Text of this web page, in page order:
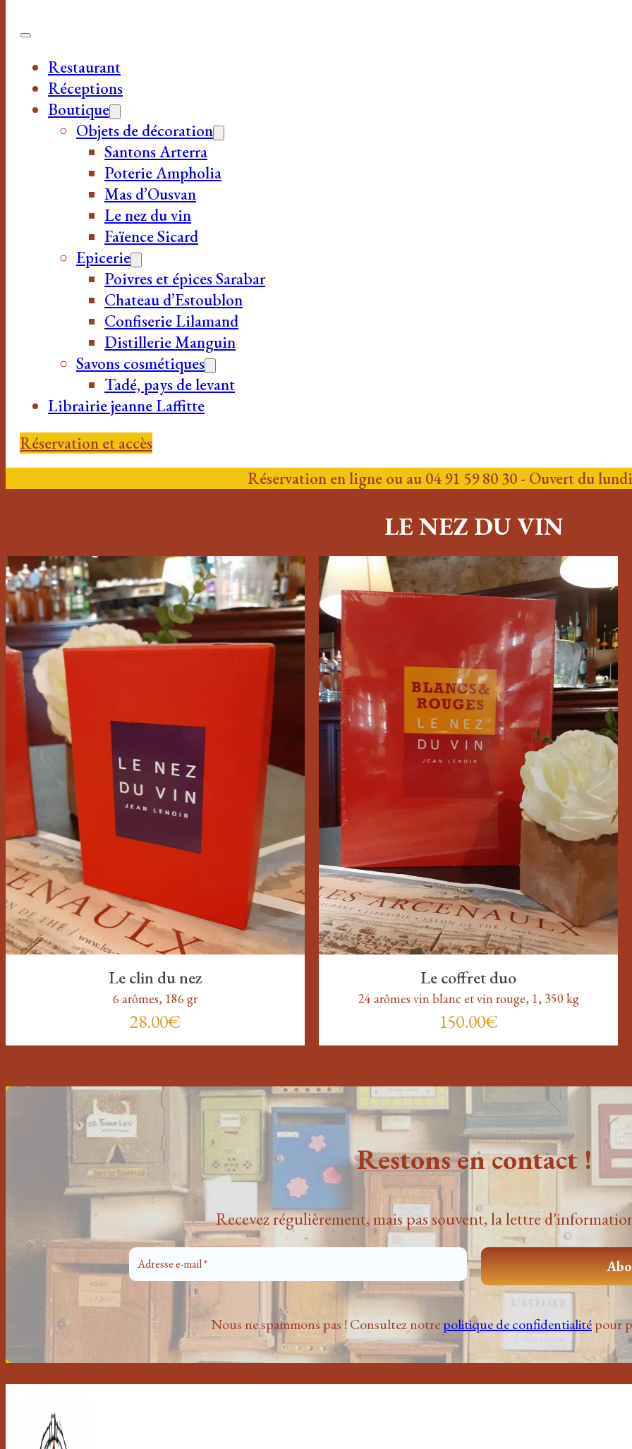
Restaurant
Réceptions
Boutique
Objets de décoration
Santons Arterra
Poterie Ampholia
Mas d’Ousvan
Le nez du vin
Faïence Sicard
Epicerie
Poivres et épices Sarabar
Chateau d’Estoublon
Confiserie Lilamand
Distillerie Manguin
Savons cosmétiques
Tadé, pays de levant
Librairie jeanne Laffitte
Réservation et accès
Réservation en ligne ou au 04 91 59 80 30 - Ouvert du
LE NEZ DU VIN
Le clin du nez
6 arômes, 186 gr
28.00€
Le coffret duo
24 arômes vin blanc et vin rouge, 1, 350 kg
150.00€
Restons en contact !
Recevez régulièrement, mais pas souvent, la lettre
Nous ne spammons pas ! Consultez notrepolitique de confidentialitépour